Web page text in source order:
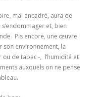
mal encadré, aura de
et, bien
Pis encore, une œuvre
environnement, la
de tabac -, l’humidité et
auxquels on ne pense